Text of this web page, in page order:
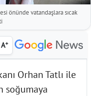
önünde vatandaşlara sıcak
A+
Orhan Tatlı ile
soğumaya